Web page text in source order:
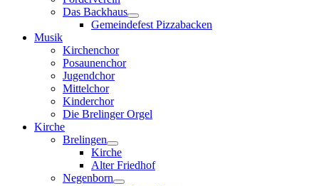
Das Backhaus
Gemeindefest Pizzabacken
Musik
Kirchenchor
Posaunenchor
Jugendchor
Mittelchor
Kinderchor
Die Brelinger Orgel
Kirche
Brelingen
Kirche
Alter Friedhof
Negenborn